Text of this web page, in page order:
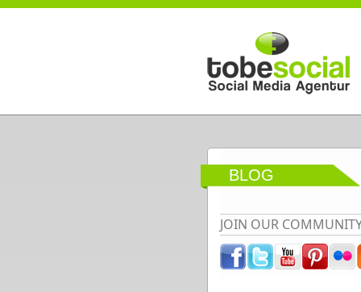
Direkt zum Inhalt
BLOG
JOIN OUR